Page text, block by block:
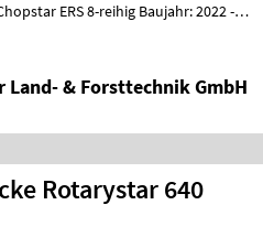
ERS 8-reihig Baujahr: 2022 -
Land- & Forsttechnik GmbH
Rotarystar 640